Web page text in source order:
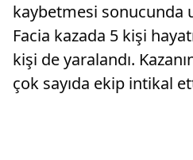
kaybetmesi sonucunda
Facia kazada 5 kişi
kişi de yaralandı.
çok sayıda ekip intikal